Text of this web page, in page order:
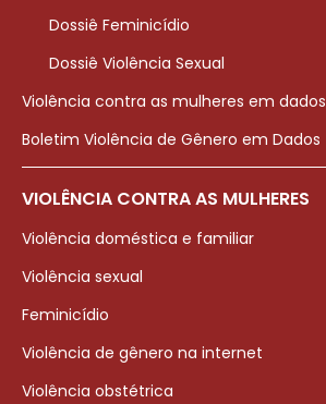
Dossiê Feminicídio
Dossiê Violência Sexual
Violência contra as mulheres em dados
Boletim Violência de Gênero em Dados
VIOLÊNCIA CONTRA AS MULHERES
Violência doméstica e familiar
Violência sexual
Feminicídio
Violência de gênero na internet
Violência obstétrica